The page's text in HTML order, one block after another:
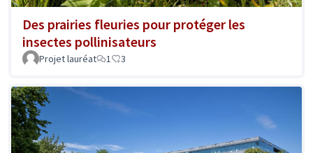
Des prairies fleuries pour protéger les
insectes pollinisateurs
Projet lauréat 1 3